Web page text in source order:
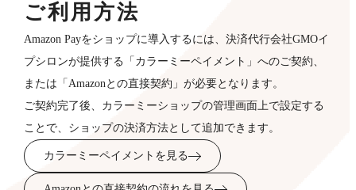
ご利用方法
Amazon Payをショップに導入するには、決済代行会社GMOイ
プシロンが提供する「カラーミーペイメント」へのご契約、
または「Amazonとの直接契約」が必要となります。
ご契約完了後、カラーミーショップの管理画面上で設定する
ことで、ショップの決済方法として追加できます。
カラーミーペイメントを見る